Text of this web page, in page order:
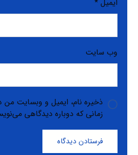
ایمیل*
وب‌ سایت
ذخیره نام، ایمیل و وبسایت من
زمانی که دوباره دیدگاهی
فرستادن دیدگاه